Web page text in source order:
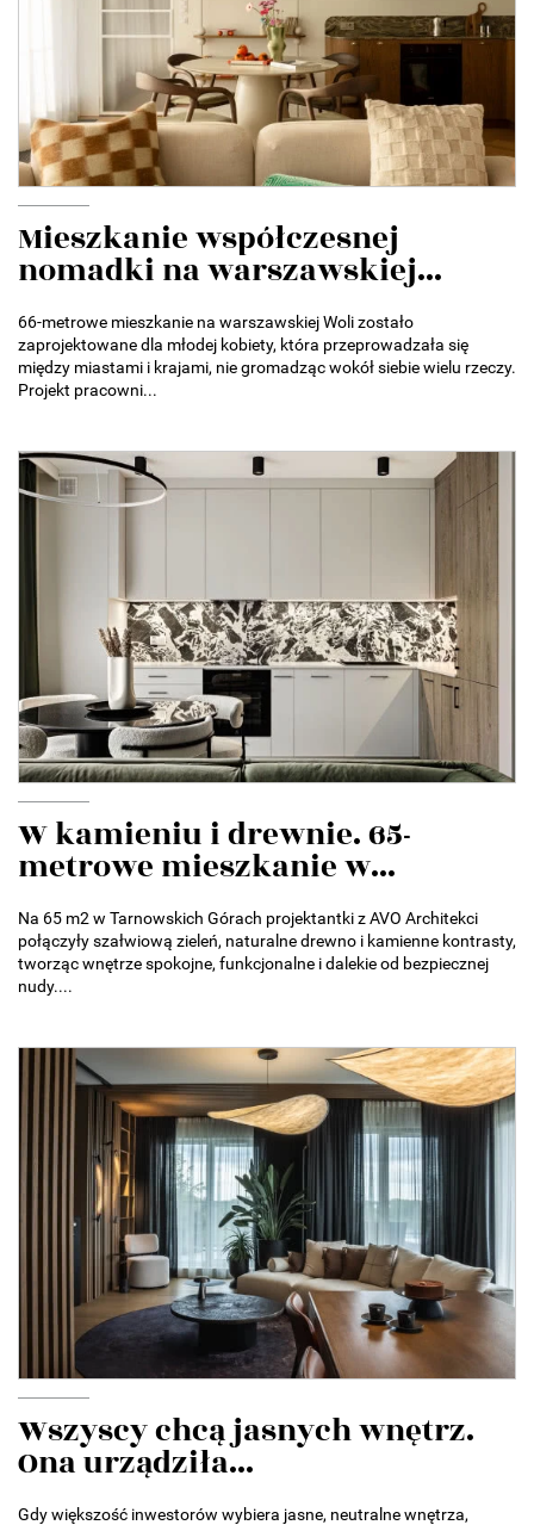
Mieszkanie współczesnej
nomadki na warszawskiej...
66-metrowe mieszkanie na warszawskiej Woli zostało
zaprojektowane dla młodej kobiety, która przeprowadzała się
między miastami i krajami, nie gromadząc wokół siebie wielu rzeczy.
Projekt pracowni...
W kamieniu i drewnie. 65-
metrowe mieszkanie w...
Na 65 m2 w Tarnowskich Górach projektantki z AVO Architekci
połączyły szałwiową zieleń, naturalne drewno i kamienne kontrasty,
tworząc wnętrze spokojne, funkcjonalne i dalekie od bezpiecznej
nudy....
Wszyscy chcą jasnych wnętrz.
Ona urządziła...
Gdy większość inwestorów wybiera jasne, neutralne wnętrza,